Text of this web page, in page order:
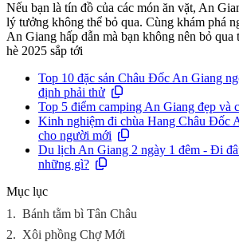
Nếu bạn là tín đồ của các món ăn vặt, An
lý tưởng không thể bỏ qua. Cùng khám phá
An Giang hấp dẫn mà bạn không nên bỏ qua
hè 2025 sắp tới
Top 10 đặc sản Châu Đốc An Giang
định phải thử
Top 5 điểm camping An Giang đẹp và
Kinh nghiệm đi chùa Hang Châu Đốc
cho người mới
Du lịch An Giang 2 ngày 1 đêm - Đi
những gì?
Mục lục
1. Bánh tằm bì Tân Châu
2. Xôi phồng Chợ Mới